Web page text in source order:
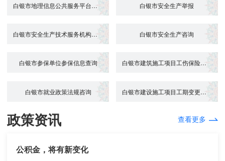
白银市地理信息公共服务平台咨询、使用... 白银市安全生产举报
白银市安全生产技术服务机构查询 白银市安全生产咨询
白银市参保单位参保信息查询 白银市建筑施工项目工伤保险参保证明打...
白银市就业政策法规咨询 白银市建设施工项目工期变更参保证明打...
政策资讯 查看更多
公积金，将有新变化